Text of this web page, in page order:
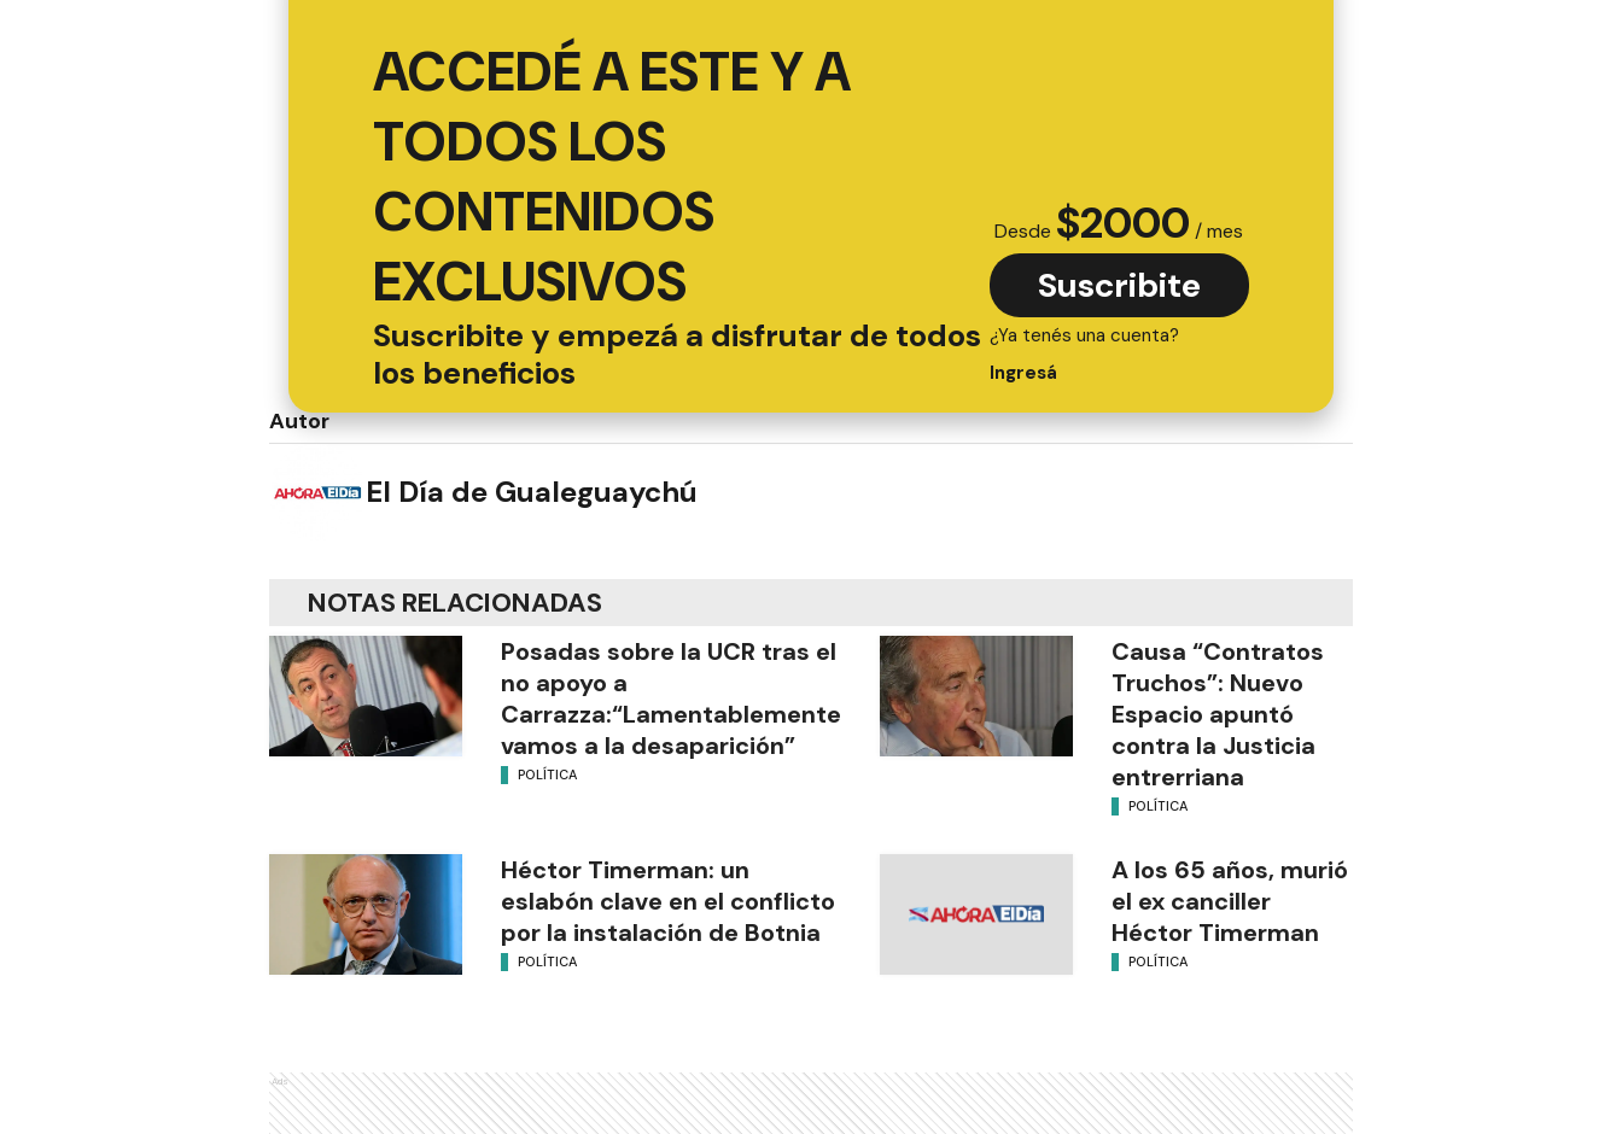
ACCEDÉ A ESTE Y A
TODOS LOS
CONTENIDOS
EXCLUSIVOS
Suscribite y empezá a disfrutar de todos
los beneficios
Desde $2000 / mes
Suscribite
¿Ya tenés una cuenta?
Ingresá
Autor
El Día de Gualeguaychú
NOTAS RELACIONADAS
Posadas sobre la UCR tras el
no apoyo a
Carrazza:“Lamentablemente
vamos a la desaparición”
POLÍTICA
Causa “Contratos
Truchos”: Nuevo
Espacio apuntó
contra la Justicia
entrerriana
POLÍTICA
Héctor Timerman: un
eslabón clave en el conflicto
por la instalación de Botnia
POLÍTICA
A los 65 años, murió
el ex canciller
Héctor Timerman
POLÍTICA
Ads